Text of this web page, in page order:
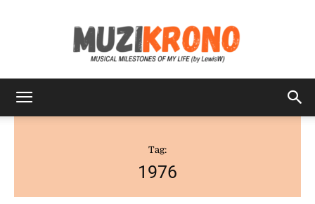
Tag:
1976